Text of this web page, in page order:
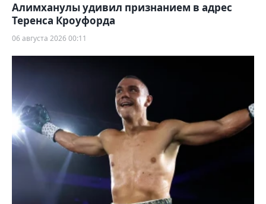
Алимханулы удивил признанием в адрес
Теренса Кроуфорда
06 августа 2026 00:11